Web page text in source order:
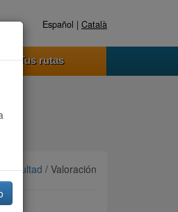
Español | Català
Tus rutas
Dificultad / Valoración